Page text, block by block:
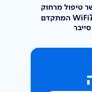
טיפול מרחוק
המתקדם